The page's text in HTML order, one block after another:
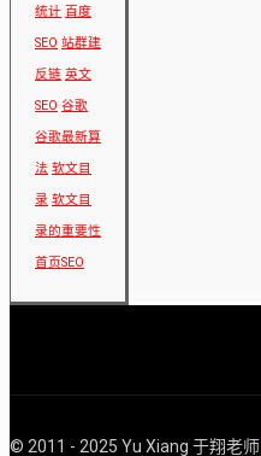
统计 百度
SEO 站群建
反链 英文
SEO 谷歌
谷歌最新算
法 软文目
录 软文目
录的重要性
首页SEO
© 2011 - 2025 Yu Xiang 于翔老师